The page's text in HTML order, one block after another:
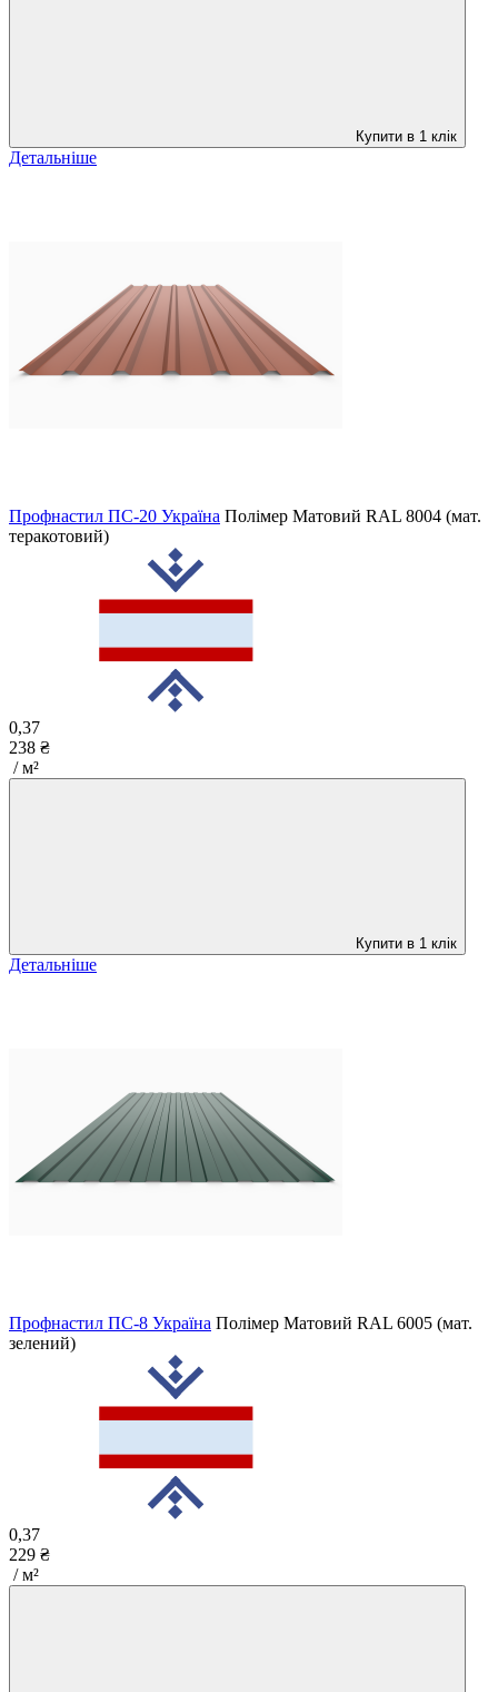
Купити в 1 клік
Детальніше
Профнастил ПС-20 Україна Полімер Матовий RAL 8004 (мат.
теракотовий)
0,37
238 ₴
/ м²
Купити в 1 клік
Детальніше
Профнастил ПС-8 Україна Полімер Матовий RAL 6005 (мат.
зелений)
0,37
229 ₴
/ м²